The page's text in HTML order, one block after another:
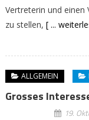
Vertreterin und einen
zu stellen, [ ...
ALLGEMEIN
Grosses
19.